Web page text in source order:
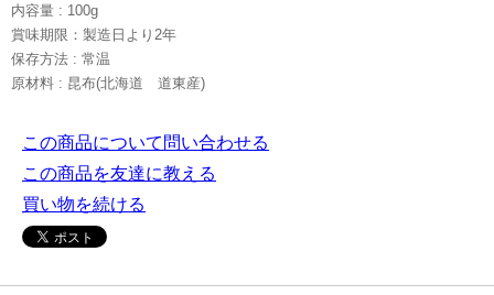
内容量 : 100g
賞味期限：製造日より2年
保存方法 : 常温
原材料 : 昆布(北海道 道東産)
この商品について問い合わせる
この商品を友達に教える
買い物を続ける